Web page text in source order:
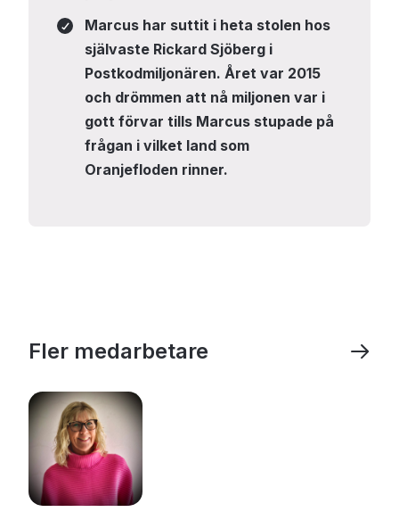
Marcus har suttit i heta stolen hos
självaste Rickard Sjöberg i
Postkodmiljonären. Året var 2015
och drömmen att nå miljonen var i
gott förvar tills Marcus stupade på
frågan i vilket land som
Oranjefloden rinner.
Fler medarbetare